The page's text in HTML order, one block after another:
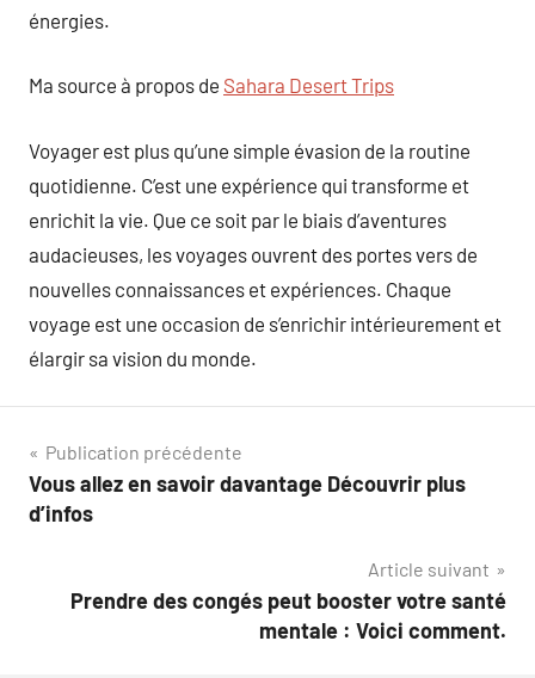
énergies.
Ma source à propos de Sahara Desert Trips
Voyager est plus qu’une simple évasion de la routine
quotidienne. C’est une expérience qui transforme et
enrichit la vie. Que ce soit par le biais d’aventures
audacieuses, les voyages ouvrent des portes vers de
nouvelles connaissances et expériences. Chaque
voyage est une occasion de s’enrichir intérieurement et
élargir sa vision du monde.
Navigation
de
Publication précédente
Vous allez en savoir davantage Découvrir plus
d’infos
Article suivant
Prendre des congés peut booster votre santé
mentale : Voici comment.